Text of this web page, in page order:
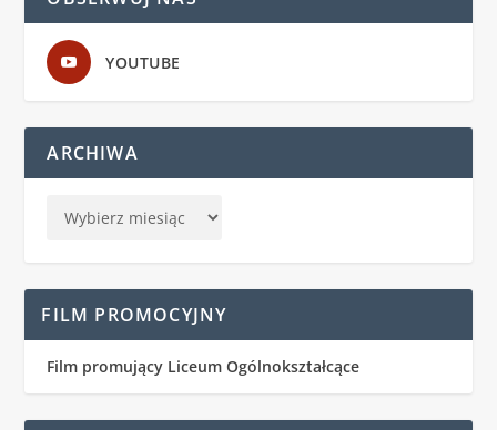
YOUTUBE
ARCHIWA
FILM PROMOCYJNY
Film promujący Liceum Ogólnokształcące